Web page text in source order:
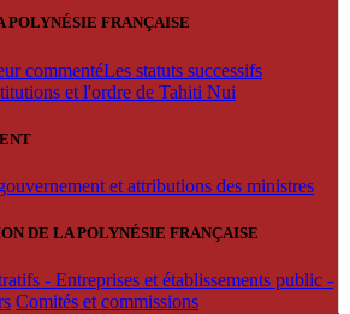
POLYNÉSIE FRANÇAISE
commentéLes statuts successifs
et l'ordre de Tahiti Nui
et attributions des ministres
DE LA POLYNÉSIE FRANÇAISE
- Entreprises et établissements public -
Comités et commissions